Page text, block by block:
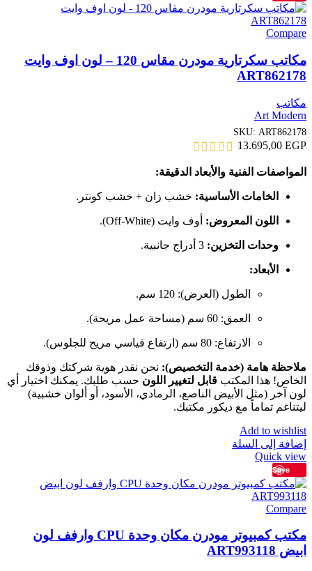
Compare
مكاتب سكرتارية مودرن مقاس 120 – لون اوف وايت
ART862178
مكاتب
Art Modern
SKU: ART862178
13.695,00 EGP
المواصفات الفنية والأبعاد الدقيقة:
الخامات الأساسية: خشب زان + خشب كونتر.
اللون المعروض: أوف وايت (Off-White).
وحدات التخزين:
الأبعاد:
الطول (العرض): 120 سم.
العمق: 60 سم (مساحة عمل مريحة).
الارتفاع: 80 سم (ارتفاع قياسي مريح للجلوس).
ملاحظة هامة (خدمة التخصيص): نحن نقدر هوية شركتك وذوقك
الخاص! هذا المكتب قابل لتغيير اللون حسب طلبك. يمكنك اختيار أي
لون آخر (مثل الأبيض الناصع، الرمادي، الأسود، أو ألوان خشبية)
ليتناغم تماماً مع ديكور مكتبك.
Add to wishlist
إضافة إلى السلة
Quick view
Save
Compare
مكتب كمبيوتر مودرن مكان وحدة CPU وارفف لون
ابيض ART993118